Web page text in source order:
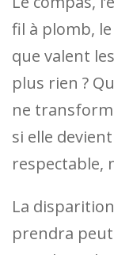
fil à plomb,
que valent
plus rien ?
ne
si elle
respectable,
La
prendra